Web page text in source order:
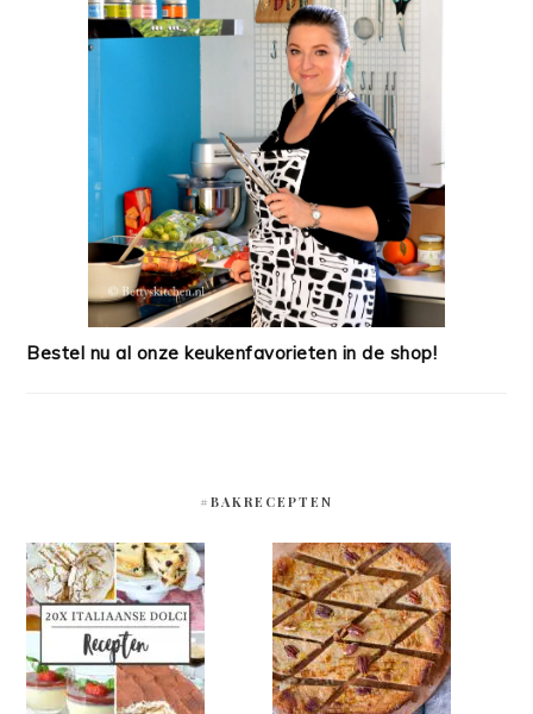
Bestel nu al onze keukenfavorieten in de shop!
#BAKRECEPTEN